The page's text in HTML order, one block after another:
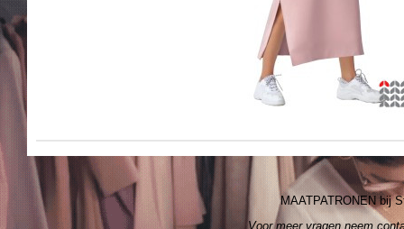
MAATPATRONEN bij
Voor meer vragen neem